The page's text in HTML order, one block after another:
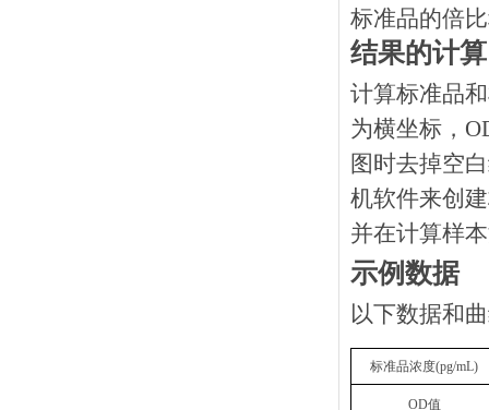
标准品的倍
结果的计算
计算标准品
为横坐标，
图时去掉空
机软件来创
并在计算样
示例数据
以下数据和
标准品浓度(pg/mL)
OD值